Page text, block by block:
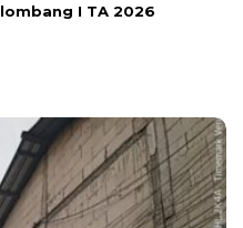
I TA 2026